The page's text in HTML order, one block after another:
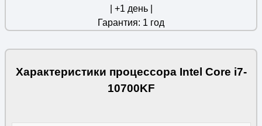
| +1 день |
Гарантия: 1 год
Характеристики процессора Intel Core i7-
10700KF